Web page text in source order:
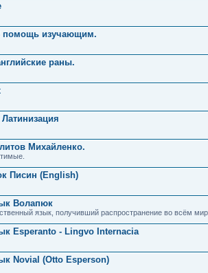
помощь изучающим.
раны.
Михайленко.
Писин (English)
Волапюк
язык, получивший распространение во всём
Esperanto - Lingvo Internacia
Novial (Otto Esperson)